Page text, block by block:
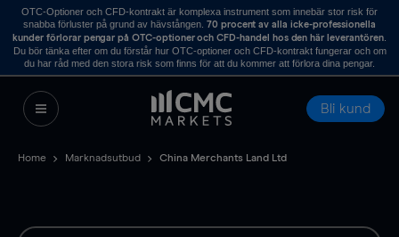
OTC-Optioner och CFD-kontrakt är komplexa instrument som innebär stor risk för
snabba förluster på grund av hävstången. 70 procent av alla icke-professionella
kunder förlorar pengar på OTC-optioner och CFD-handel hos den här leverantören.
Du bör tänka efter om du förstår hur OTC-optioner och CFD-kontrakt fungerar och om
du har råd med den stora risk som finns för att du kommer att förlora dina pengar.
Bli kund
Home Marknadsutbud China Merchants Land Ltd